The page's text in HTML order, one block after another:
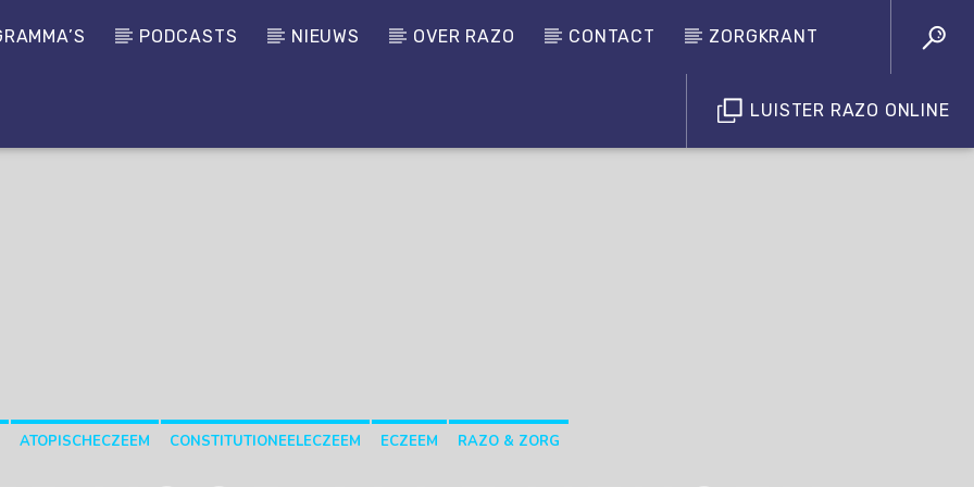
PODCASTS NIEUWS OVER RAZO CONTACT ZORGKRANT
LUISTER RAZO ONLINE
ATOPISCHECZEEM CONSTITUTIONEELECZEEM ECZEEM RAZO & ZORG